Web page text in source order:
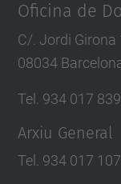
Oficina de
C/. Jordi Girona
08034
Tel. 934 017 839
Arxiu General
Tel. 934 017 107